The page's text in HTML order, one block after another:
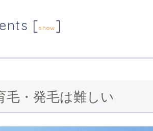
[show ]
毛・発毛は難しい